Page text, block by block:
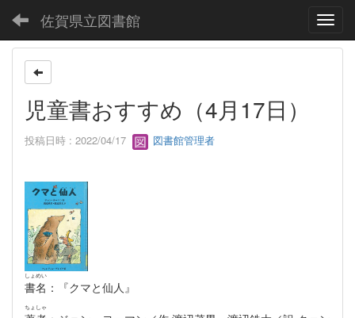
佐賀県立図書館
児童書おすすめ（4月17日）
投稿日時 : 2022/04/17 図書館管理者
書名
しょめい
：『クマと仙人』
ちょしゃ